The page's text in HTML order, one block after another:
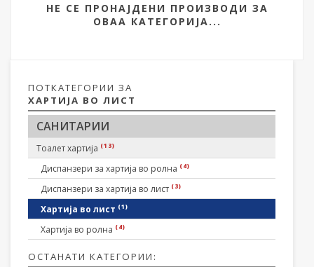
ПОТКАТЕГОРИИ ЗА
ХАРТИЈА ВО ЛИСТ
САНИТАРИИ
Тоалет хартија (13)
Диспанзери за хартија во ролна (4)
Диспанзери за хартија во лист (3)
Хартија во лист (1)
Хартија во ролна (4)
ОСТАНАТИ КАТЕГОРИИ:
НЕ СЕ ПРОНАЈДЕНИ ПРОИЗВОДИ ЗА
ОВАА КАТЕГОРИЈА...